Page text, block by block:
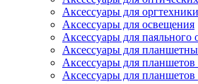
Аксессуары для оргтехники
Аксессуары для освещения
Аксессуары для паяльного
Аксессуары для
Аксессуары для
Аксессуары для планшетов